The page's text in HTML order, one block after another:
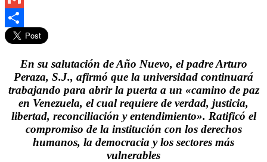
Gmail
Compartir
En su salutación de Año Nuevo, el padre Arturo
Peraza, S.J., afirmó que la universidad continuará
trabajando para abrir la puerta a un «camino de paz
en Venezuela, el cual requiere de verdad, justicia,
libertad, reconciliación y entendimiento». Ratificó el
compromiso de la institución con los derechos
humanos, la democracia y los sectores más
vulnerables